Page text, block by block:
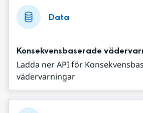
Data
Konsekvensbaserade
Ladda ner API för
vädervarningar